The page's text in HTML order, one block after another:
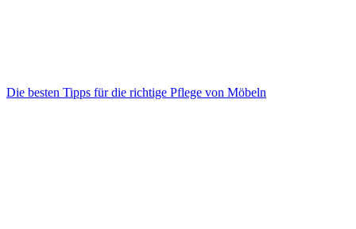
Die besten Tipps für die richtige Pflege von Möbeln